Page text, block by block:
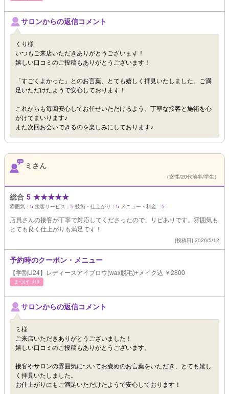
サロンからの返信コメント
くり様
いつもご来店いただきありがとうございます！
嬉しい口コミのご投稿もありがとうございます！
「すごくよかった」とのお言葉、とても嬉しく拝見いたしました。ご満
足いただけたようで安心しております！
これからも毎回安心してお任せいただけるよう、丁寧な接客と施術を心
がけてまいります♪
また次回お会いできるのを楽しみにしております♪
ミさん
（女性/20代前半/学生）
総合 5 ★★★★★
雰囲気： 5 接客サービス： 5 技術・仕上がり： 5 メニュー・料金： 5
店員さんの接客が丁寧で対応してくださったので、リピありです。雰囲気も
とても良く仕上がりも満足です！
[投稿日] 2026/5/12
予約時のクーポン・メニュー
【学割U24】レディースアイブロウ(wax脱毛)+メイク込 ￥2800
まつげ･ﾒｲｸ
サロンからの返信コメント
ミ様
ご来店いただきありがとうございました！
嬉しい口コミのご投稿もありがとうございます。
接客やサロンの雰囲気についてお褒めのお言葉をいただき、とても嬉し
く拝見いたしました。
お仕上がりにもご満足いただけたようで安心しております！